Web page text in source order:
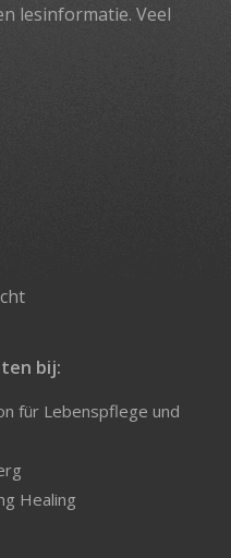
lesinformatie. Veel
bij:
für Lebenspflege und
Healing